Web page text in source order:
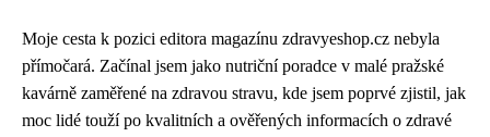
Moje cesta k pozici editora magazínu zdravyeshop.cz nebyla
přímočará. Začínal jsem jako nutriční poradce v malé pražské
kavárně zaměřené na zdravou stravu, kde jsem poprvé zjistil, jak
moc lidé touží po kvalitních a ověřených informacích o zdravé